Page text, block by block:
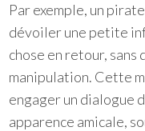
Par exemple, un
dévoiler une petite
chose en retour, sans
manipulation. Cette
engager un dialogue
apparence amicale,